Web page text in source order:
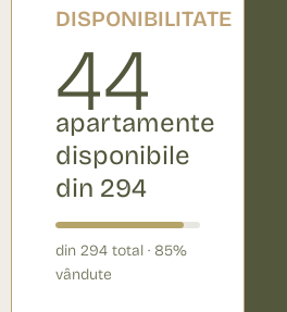
DISPONIBILITATE
44
apartamente
disponibile
din 294
din 294 total · 85%
vândute